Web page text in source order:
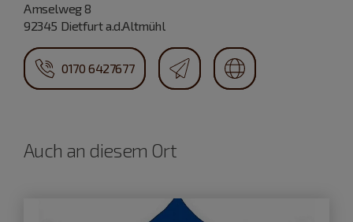
Amselweg 8
92345 Dietfurt a.d.Altmühl
0170 6427677
Auch an diesem Ort